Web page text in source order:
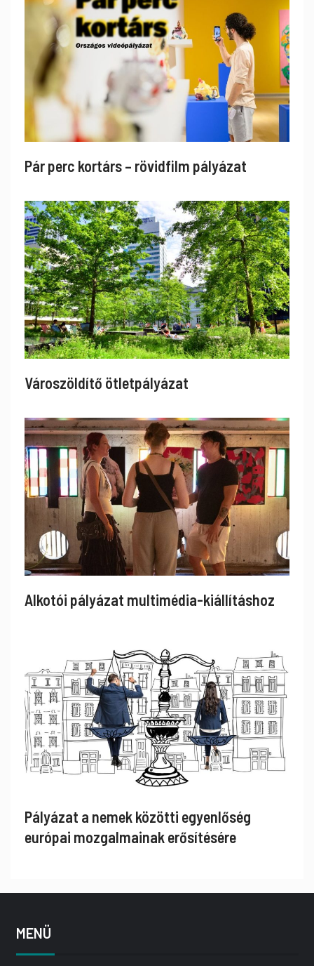
Pár perc kortárs – rövidfilm pályázat
Városzöldítő ötletpályázat
Alkotói pályázat multimédia-kiállításhoz
Pályázat a nemek közötti egyenlőség
európai mozgalmainak erősítésére
MENÜ